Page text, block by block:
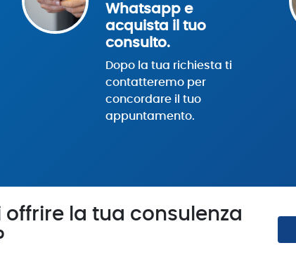
Whatsapp e
acquista il tuo
consulto.
Dopo la tua richiesta ti
contatteremo per
concordare il tuo
appuntamento.
offrire la tua consulenza